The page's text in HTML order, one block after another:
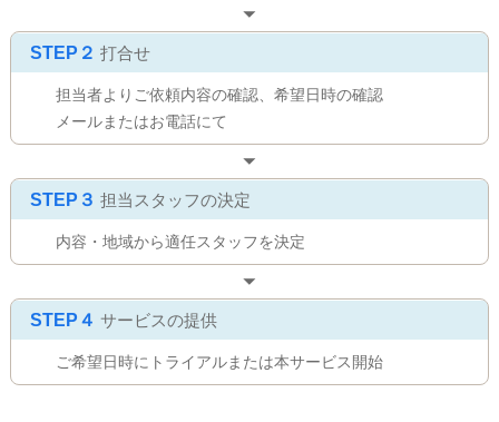
STEP２ 打合せ
担当者よりご依頼内容の確認、希望日時の確認
メールまたはお電話にて
STEP３ 担当スタッフの決定
内容・地域から適任スタッフを決定
STEP４ サービスの提供
ご希望日時にトライアルまたは本サービス開始